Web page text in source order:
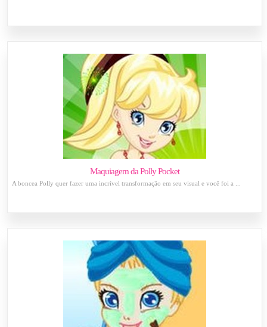
Maquiagem da Polly Pocket
A boncea Polly quer fazer uma incrível transformação em seu visual e você foi a ...